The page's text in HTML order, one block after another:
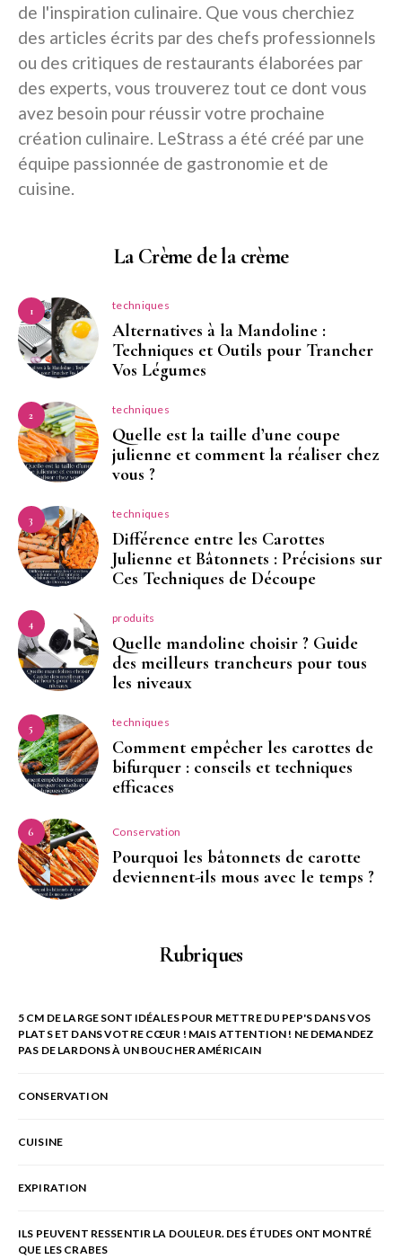
de l'inspiration culinaire. Que vous cherchiez
des articles écrits par des chefs professionnels
ou des critiques de restaurants élaborées par
des experts, vous trouverez tout ce dont vous
avez besoin pour réussir votre prochaine
création culinaire. LeStrass a été créé par une
équipe passionnée de gastronomie et de
cuisine.
La Crème de la crème
1 techniques
Alternatives à la Mandoline :
Techniques et Outils pour Trancher
Vos Légumes
2 techniques
Quelle est la taille d’une coupe
julienne et comment la réaliser chez
vous ?
3 techniques
Différence entre les Carottes
Julienne et Bâtonnets : Précisions sur
Ces Techniques de Découpe
4 produits
Quelle mandoline choisir ? Guide
des meilleurs trancheurs pour tous
les niveaux
5 techniques
Comment empêcher les carottes de
bifurquer : conseils et techniques
efficaces
6 Conservation
Pourquoi les bâtonnets de carotte
deviennent-ils mous avec le temps ?
Rubriques
5 CM DE LARGE SONT IDÉALES POUR METTRE DU PEP'S DANS VOS
PLATS ET DANS VOTRE CŒUR ! MAIS ATTENTION ! NE DEMANDEZ
PAS DE LARDONS À UN BOUCHER AMÉRICAIN
CONSERVATION
CUISINE
EXPIRATION
ILS PEUVENT RESSENTIR LA DOULEUR. DES ÉTUDES ONT MONTRÉ
QUE LES CRABES